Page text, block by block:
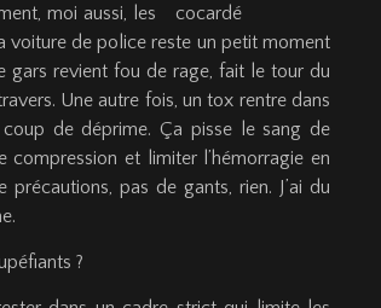
moi aussi, les
voiture de police reste un petit moment
gars revient fou de rage, fait le tour du
Une autre fois, un tox rentre dans
de déprime. Ça pisse le sang de
et limiter l’hémorragie en
pas de gants, rien. J’ai du
?